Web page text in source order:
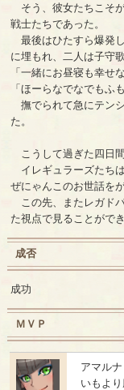
そう、彼女たちこそ
戦士たちであった。
最後はひたすら爆発
に埋もれ、二人は子守
「一緒にお昼寝も幸せな
「ほーらなでなでもふ
撫でられて急にテン
た。
こうして過ぎた四日間
イレギュラーズたち
ぜにゃんこのお世話を
この先、またレガド
た視点で見ることがで
成否
成功
ＭＶＰ
アマル
いもよ